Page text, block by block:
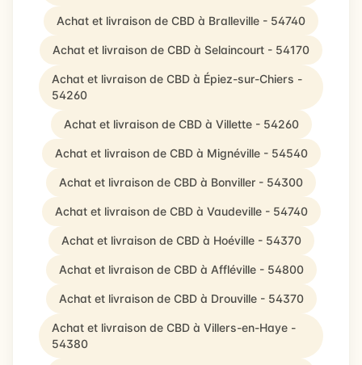
Achat et livraison de CBD à Bralleville - 54740
Achat et livraison de CBD à Selaincourt - 54170
Achat et livraison de CBD à Épiez-sur-Chiers -
54260
Achat et livraison de CBD à Villette - 54260
Achat et livraison de CBD à Mignéville - 54540
Achat et livraison de CBD à Bonviller - 54300
Achat et livraison de CBD à Vaudeville - 54740
Achat et livraison de CBD à Hoéville - 54370
Achat et livraison de CBD à Affléville - 54800
Achat et livraison de CBD à Drouville - 54370
Achat et livraison de CBD à Villers-en-Haye -
54380